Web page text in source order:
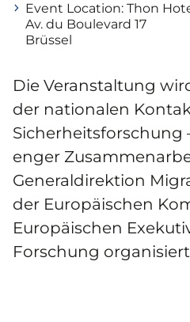
Event Location: Thon
Av. du Boulevard 17
Brüssel
Die Veranstaltung
der nationalen
Sicherheitsforschung
enger
Generaldirektion
der Europäischen
Europäischen
Forschung